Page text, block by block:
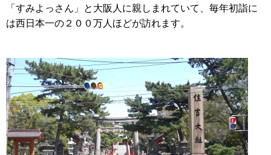
「すみよっさん」と大阪人に親しまれていて、毎年初詣に
は西日本一の２００万人ほどが訪れます。